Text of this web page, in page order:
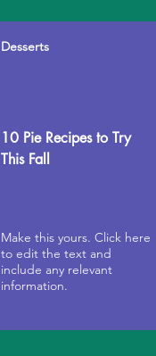
Desserts
10 Pie Recipes to Try
This Fall
Make this yours. Click here
to edit the text and
include any relevant
information.